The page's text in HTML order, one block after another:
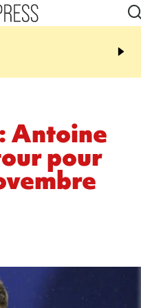
11:43
accident après le virage
Antoine
pour